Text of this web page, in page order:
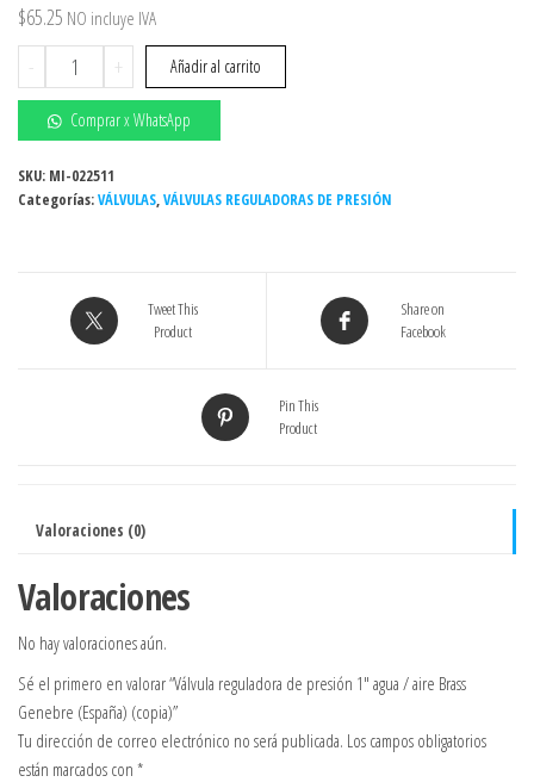
$65.25 NO incluye IVA
-
Válvula
reguladora
de
presión
1"
agua
Genebre
(España)
+ Añadir al carrito
Comprar x WhatsApp
SKU: MI-022511
Categorías:VÁLVULAS,VÁLVULAS REGULADORAS DE PRESIÓN
Tweet This
Product
Share on
Facebook
Pin This
Product
Valoraciones (0)
Valoraciones
No hay valoraciones aún.
Sé el primero en valorar “Válvula reguladora de presión 1″ agua / aire Brass
Genebre (España) (copia)”
Tu dirección de correo electrónico no será publicada. Los campos obligatorios
están marcados con *